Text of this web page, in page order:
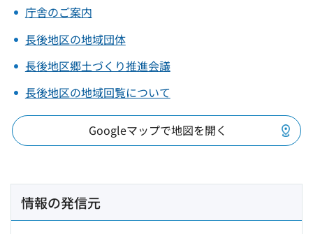
庁舎のご案内
長後地区の地域団体
長後地区郷土づくり推進会議
長後地区の地域回覧について
Googleマップで地図を開く
情報の発信元